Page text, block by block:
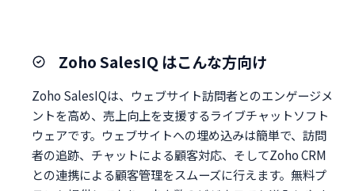
Zoho SalesIQ はこんな方向け
Zoho SalesIQは、ウェブサイト訪問者とのエンゲージメ
ントを高め、売上向上を支援するライブチャットソフト
ウェアです。ウェブサイトへの埋め込みは簡単で、訪問
者の追跡、チャットによる顧客対応、そしてZoho CRM
との連携による顧客管理をスムーズに行えます。無料プ